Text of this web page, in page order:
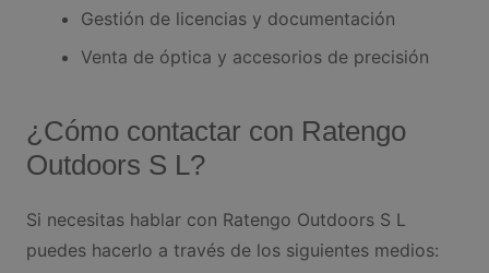
Gestión de licencias y documentación
Venta de óptica y accesorios de precisión
¿Cómo contactar con Ratengo
Outdoors S L?
Si necesitas hablar con Ratengo Outdoors S L
puedes hacerlo a través de los siguientes medios: